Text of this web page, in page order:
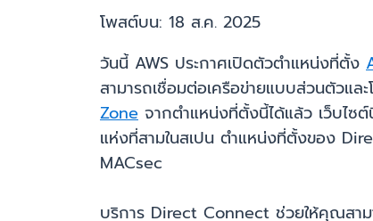
โพสต์บน: 18 ส.ค. 2025
วันนี้ AWS ประกาศเปิดตัวตำแหน่งที่ตั้ง
สามารถเชื่อมต่อเครือข่ายแบบส่วนตัวแ
Zone จากตำแหน่งที่ตั้งนี้ได้แล้ว เว็บไซ
แห่งที่สามในสเปน ตำแหน่งที่ตั้งของ
MACsec
บริการ Direct Connect ช่วยให้คุณสา